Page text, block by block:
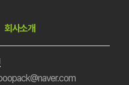
회사소개